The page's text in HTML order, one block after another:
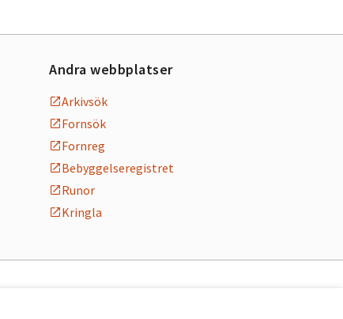
Andra webbplatser
Arkivsök
Fornsök
Fornreg
Bebyggelseregistret
Runor
Kringla